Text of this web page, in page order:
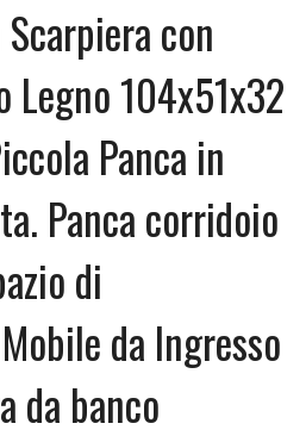
con
Legno 104x51x32
Panca in
Panca corridoio
di
da Ingresso
da banco